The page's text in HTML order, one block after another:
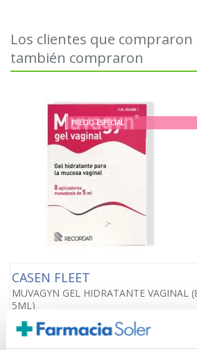
Los clientes que
también compraron
PRECIO ESPECIAL
CASEN FLEET
MUVAGYN GEL HIDRATANTE VAGINAL
5ML)
18.85€